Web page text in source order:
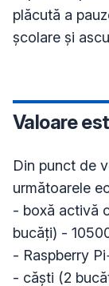
plăcută a
școlare și
Valoare
Din punct de
următoarele
- boxă activă
bucăți) -
- Raspberry
- căști (2